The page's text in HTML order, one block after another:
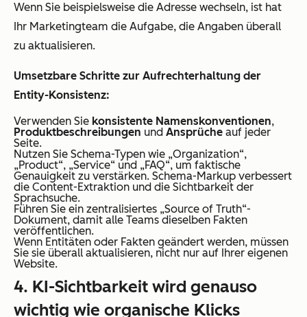
Wenn Sie beispielsweise die Adresse wechseln, ist hat
Ihr Marketingteam die Aufgabe, die Angaben überall
zu aktualisieren.
Umsetzbare Schritte zur Aufrechterhaltung der
Entity-Konsistenz:
Verwenden Sie konsistente Namenskonventionen,
Produktbeschreibungen und Ansprüche auf jeder
Seite.
Nutzen Sie Schema-Typen wie „Organization“,
„Product“, „Service“ und „FAQ“, um faktische
Genauigkeit zu verstärken. Schema-Markup verbessert
die Content-Extraktion und die Sichtbarkeit der
Sprachsuche.
Führen Sie ein zentralisiertes „Source of Truth“-
Dokument, damit alle Teams dieselben Fakten
veröffentlichen.
Wenn Entitäten oder Fakten geändert werden, müssen
Sie sie überall aktualisieren, nicht nur auf Ihrer eigenen
Website.
4. KI-Sichtbarkeit wird genauso
wichtig wie organische Klicks